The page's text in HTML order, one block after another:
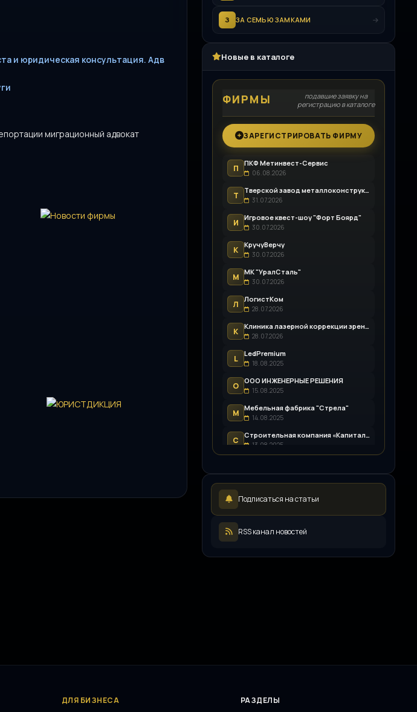
и юридическая консультация. Адв
миграционный адвокат
З ЗА СЕМЬЮ ЗАМКАМИ
Новые в каталоге
ФИРМЫ
подавшие заявку на
регистрацию в каталоге
ЗАРЕГИСТРИРОВАТЬ ФИРМУ
П
ПКФ Метинвест-Сервис
06.08.2026
Т
Тверской завод металлоконструкций
31.07.2026
И
Игровое квест-шоу "Форт Боярд"
30.07.2026
К
КручуВерчу
30.07.2026
М
МК "УралСталь"
30.07.2026
Л
ЛогистКом
28.07.2026
К
Клиника лазерной коррекции зрения «Зрение Пенза»
28.07.2026
L
LedPremium
18.08.2025
О
ООО ИНЖЕНЕРНЫЕ РЕШЕНИЯ
15.08.2025
М
Мебельная фабрика "Стрела"
14.08.2025
С
Строительная компания «Капитал-Строй»
13.08.2025
L 12.08.2025
Р
Русский инженерный клуб
Подписаться на статьи
RSS канал новостей
ДЛЯ БИЗНЕСА РАЗДЕЛЫ